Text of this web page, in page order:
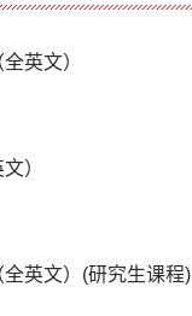
英文）
）
英文）(研究生课程)